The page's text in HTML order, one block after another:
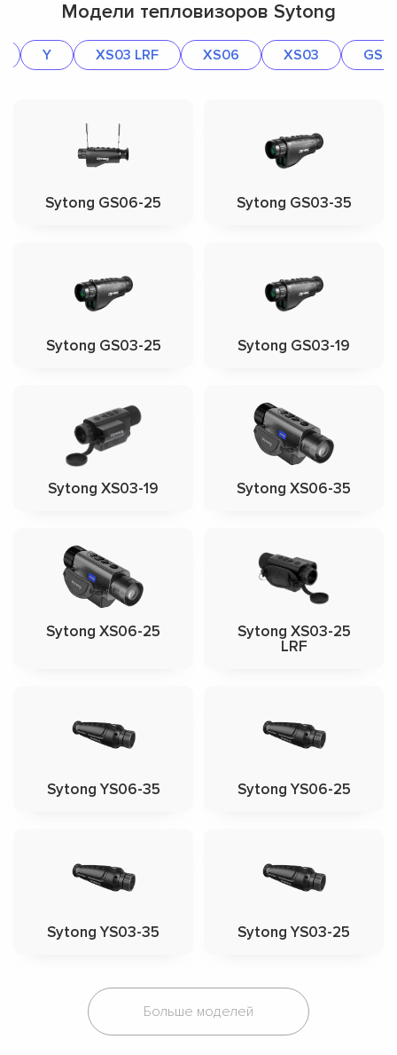
Модели тепловизоров Sytong
Y XS03 LRF XS06 XS03
Sytong GS06-25 Sytong GS03-35
Sytong GS03-25 Sytong GS03-19
Sytong XS03-19 Sytong XS06-35
Sytong XS06-25
Sytong XS03-25
LRF
Sytong YS06-35 Sytong YS06-25
Sytong YS03-35 Sytong YS03-25
Больше моделей